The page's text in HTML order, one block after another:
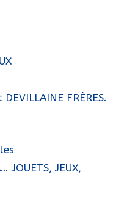
FRÈRES.
JOUETS, JEUX,